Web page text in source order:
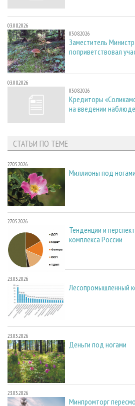
03.08.2026
03.08.2026
Заместитель
поприветствовал
03.08.2026
03.08.2026
Кредиторы
на введении
СТАТЬИ ПО ТЕМЕ
27.05.2026
Миллионы под ногами
27.05.2026
Тенденции и
комплекса России
23.03.2026
Лесопромышленный
23.03.2026
Деньги под ногами
23.03.2026
Минпромторг